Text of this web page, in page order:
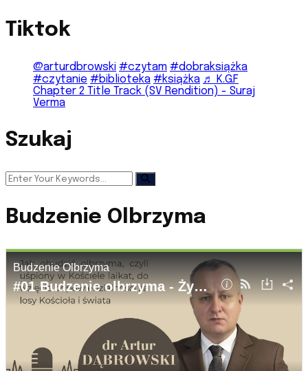
Tiktok
@arturdbrowski #czytam #dobraksiążka
#czytanie #biblioteka #książka ♬ K.G.F
Chapter 2 Title Track (SV Rendition) - Suraj
Verma
Szukaj
Budzenie Olbrzyma